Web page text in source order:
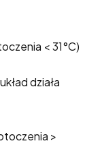
< 31°C)
działa
>